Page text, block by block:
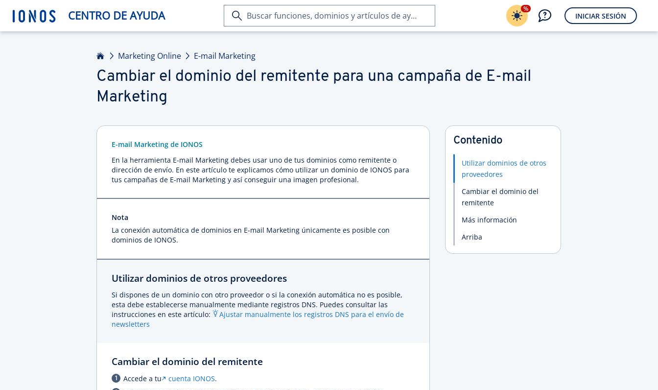
CENTRO DE AYUDA
Buscar
funciones,
ayuda
%
INICIAR SESIÓN
Marketing Online E-mail Marketing
Cambiar el dominio del remitente para una campaña de E-mail
Marketing
E-mail Marketing de IONOS
En la herramienta E-mail Marketing debes usar uno de tus dominios como remitente o
dirección de envío. En este artículo te explicamos cómo utilizar un dominio de IONOS para
tus campañas de E-mail Marketing y así conseguir una imagen profesional.
Nota
La conexión automática de dominios en E-mail Marketing únicamente es posible con
dominios de IONOS.
Utilizar dominios de otros proveedores
Si dispones de un dominio con otro proveedor o si la conexión automática no es posible,
esta debe establecerse manualmente mediante registros DNS. Puedes consultar las
instrucciones en este artículo:
Ajustar manualmente los registros DNS para el envío de
newsletters
Cambiar el dominio del remitente
Accede a tu cuenta IONOS.
Contenido
Utilizar dominios de otros
proveedores
Cambiar el dominio del
remitente
Más información
Arriba